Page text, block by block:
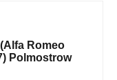
Romeo
Polmostrow